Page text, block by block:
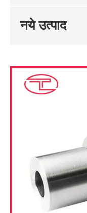
नये उत्पाद